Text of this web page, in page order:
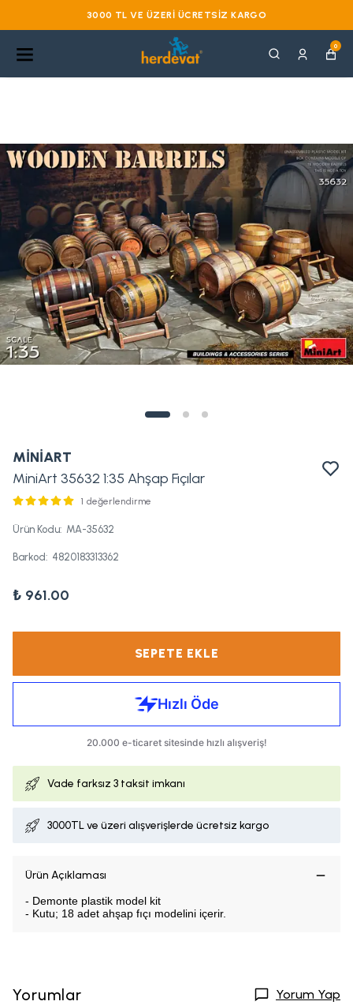
3000 TL VE ÜZERI ÜCRETSIZ KARGO
0
MİNİART
MiniArt 35632 1:35 Ahşap Fıçılar
1 değerlendirme
Ürün Kodu: MA-35632
Barkod: 4820183313362
₺ 961.00
SEPETE EKLE
Vade farksız 3 taksit imkanı
3000TL ve üzeri alışverişlerde ücretsiz kargo
Ürün Açıklaması
- Demonte plastik model kit
- Kutu; 18 adet ahşap fıçı modelini içerir.
Yorumlar Yorum Yap